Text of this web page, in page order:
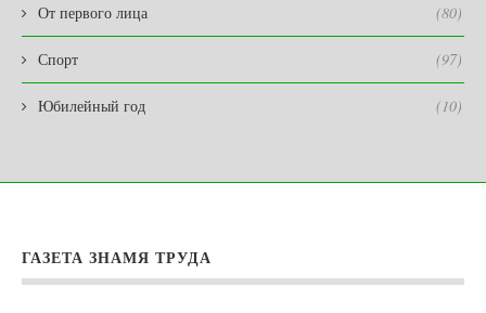
От первого лица (80)
Спорт (97)
Юбилейный год (10)
ГАЗЕТА ЗНАМЯ ТРУДА